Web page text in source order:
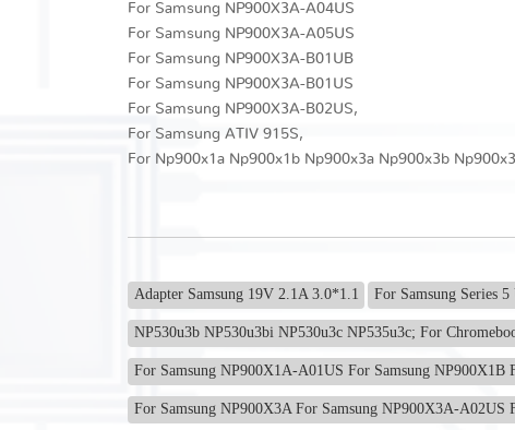
For Samsung NP900X3A-A04US
For Samsung NP900X3A-A05US
For Samsung NP900X3A-B01UB
For Samsung NP900X3A-B01US
For Samsung NP900X3A-B02US,
For Samsung ATIV 915S,
For Np900x1a Np900x1b Np900x3a Np900x3b
Adapter Samsung 19V 2.1A 3.0*1.1 For Samsung Series
NP530u3b NP530u3bi NP530u3c NP535u3c; For
For Samsung NP900X1A-A01US For Samsung
For Samsung NP900X3A For Samsung NP900X3A-